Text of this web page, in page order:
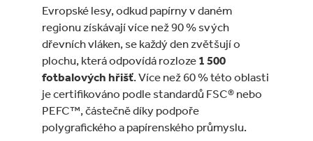
Evropské lesy, odkud papírny v daném
regionu získávají více než 90 % svých
dřevních vláken, se každý den zvětšují o
plochu, která odpovídá rozloze 1 500
fotbalových hřišť. Více než 60 % této oblasti
je certifikováno podle standardů FSC® nebo
PEFC™, částečně díky podpoře
polygrafického a papírenského průmyslu.